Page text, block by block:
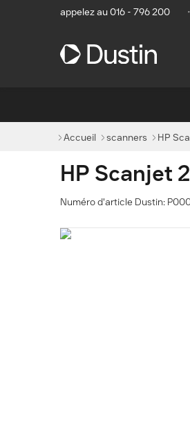
appelez au 016 - 796 200 •
Accueil scanners HP
HP Scanjet
Numéro d'article Dustin: